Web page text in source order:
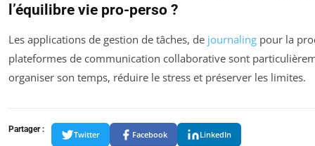
l’équilibre vie pro-perso ?
Les applications de gestion de tâches, de journaling pour la
plateformes de communication collaborative sont
organiser son temps, réduire le stress et préserver les limites.
Partager :
Twitter Facebook LinkedIn